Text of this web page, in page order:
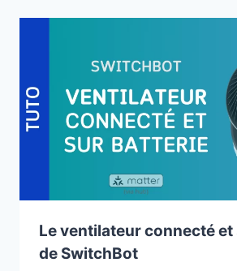
ET
Le ventilateur connecté
de SwitchBot